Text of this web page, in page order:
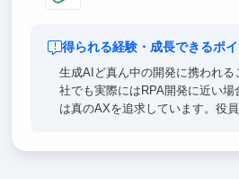
得られる経験・成長できるポイ
生成AIど真ん中の開発に携われる
社でも実際にはRPA開発に近い場
は真のAXを追求しています。役